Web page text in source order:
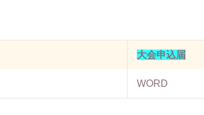
大会申込届
WORD